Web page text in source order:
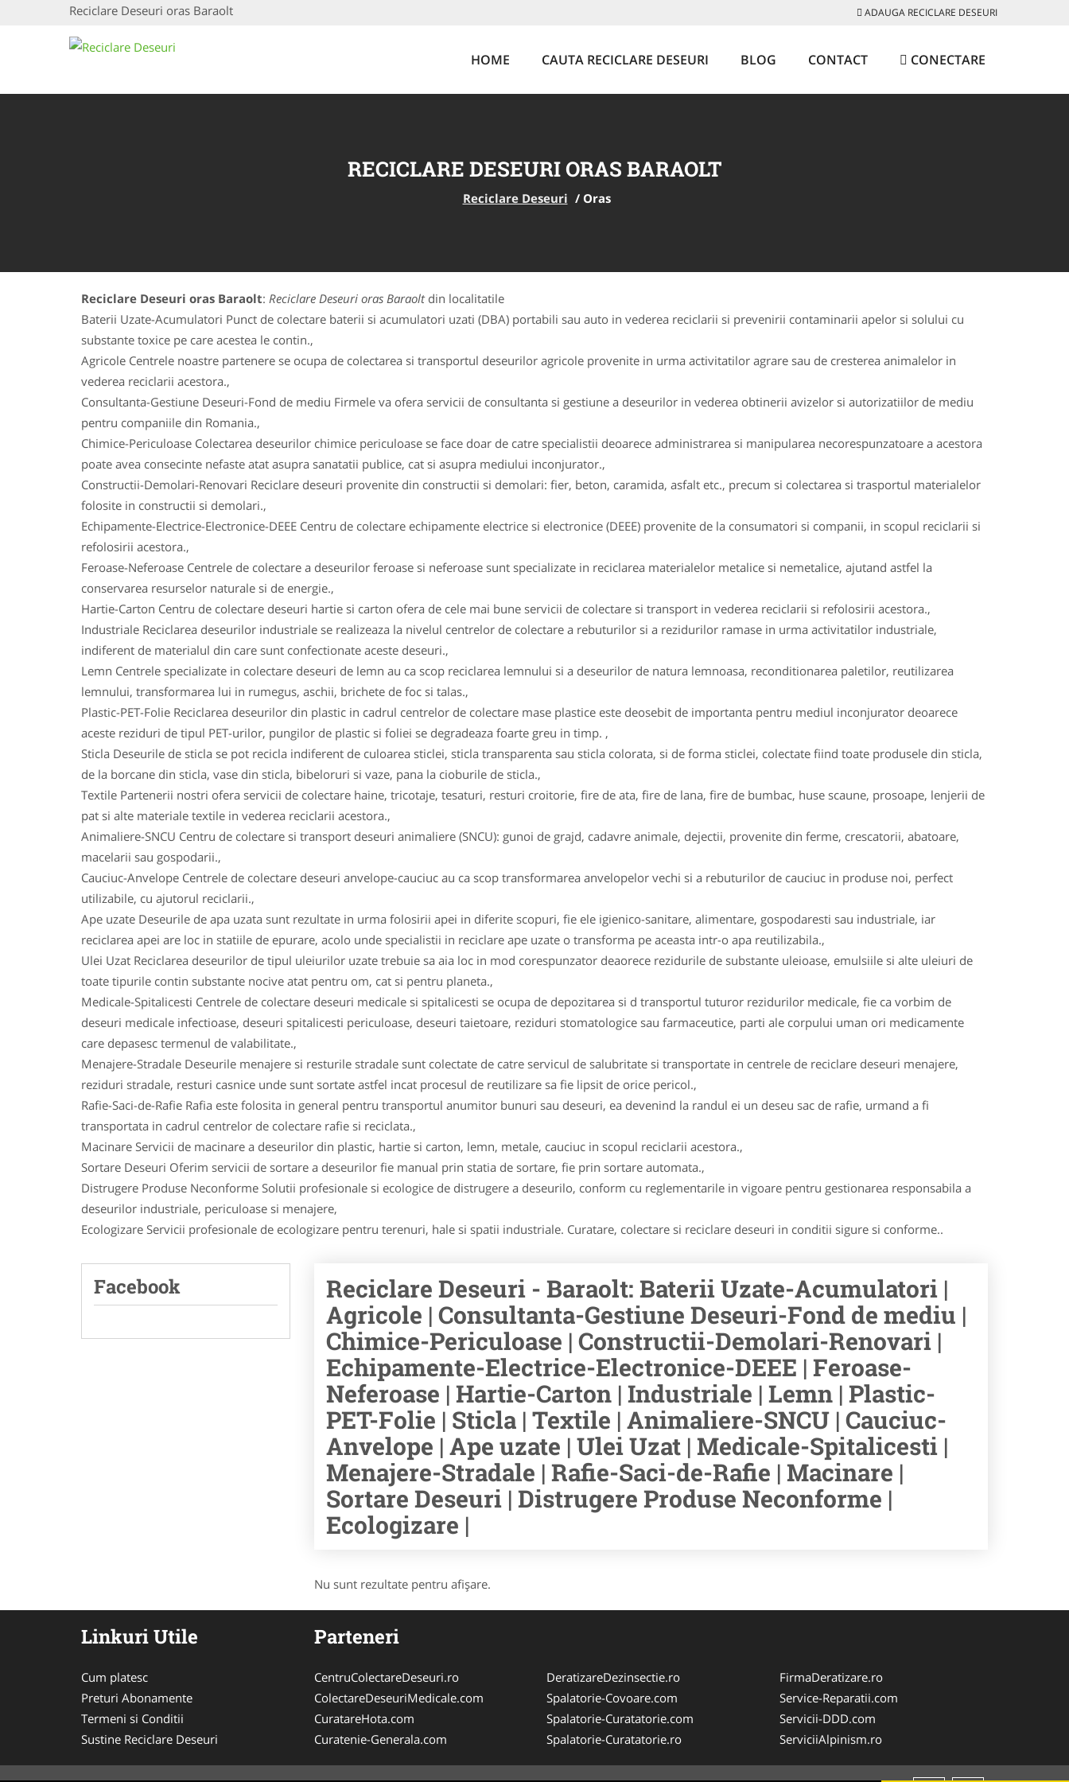
Reciclare Deseuri oras Baraolt ADAUGA RECICLARE DESEURI
HOME CAUTA RECICLARE DESEURI BLOG CONTACT CONECTARE
RECICLARE DESEURI ORAS BARAOLT
Reciclare Deseuri / Oras
Reciclare Deseuri oras Baraolt: Reciclare Deseuri oras Baraoltdin localitatile
Baterii Uzate-Acumulatori Punct de colectare baterii si acumulatori uzati (DBA) portabili sau auto in vederea reciclarii si prevenirii contaminarii apelor si solului cu
substante toxice pe care acestea le contin.,
Agricole Centrele noastre partenere se ocupa de colectarea si transportul deseurilor agricole provenite in urma activitatilor agrare sau de cresterea animalelor in
vederea reciclarii acestora.,
Consultanta-Gestiune Deseuri-Fond de mediu Firmele va ofera servicii de consultanta si gestiune a deseurilor in vederea obtinerii avizelor si autorizatiilor de mediu
pentru companiile din Romania.,
Chimice-Periculoase Colectarea deseurilor chimice periculoase se face doar de catre specialistii deoarece administrarea si manipularea necorespunzatoare a acestora
poate avea consecinte nefaste atat asupra sanatatii publice, cat si asupra mediului inconjurator.,
Constructii-Demolari-Renovari Reciclare deseuri provenite din constructii si demolari: fier, beton, caramida, asfalt etc., precum si colectarea si trasportul materialelor
folosite in constructii si demolari.,
Echipamente-Electrice-Electronice-DEEE Centru de colectare echipamente electrice si electronice (DEEE) provenite de la consumatori si companii, in scopul reciclarii si
refolosirii acestora.,
Feroase-Neferoase Centrele de colectare a deseurilor feroase si neferoase sunt specializate in reciclarea materialelor metalice si nemetalice, ajutand astfel la
conservarea resurselor naturale si de energie.,
Hartie-Carton Centru de colectare deseuri hartie si carton ofera de cele mai bune servicii de colectare si transport in vederea reciclarii si refolosirii acestora.,
Industriale Reciclarea deseurilor industriale se realizeaza la nivelul centrelor de colectare a rebuturilor si a rezidurilor ramase in urma activitatilor industriale,
indiferent de materialul din care sunt confectionate aceste deseuri.,
Lemn Centrele specializate in colectare deseuri de lemn au ca scop reciclarea lemnului si a deseurilor de natura lemnoasa, reconditionarea paletilor, reutilizarea
lemnului, transformarea lui in rumegus, aschii, brichete de foc si talas.,
Plastic-PET-Folie Reciclarea deseurilor din plastic in cadrul centrelor de colectare mase plastice este deosebit de importanta pentru mediul inconjurator deoarece
aceste reziduri de tipul PET-urilor, pungilor de plastic si foliei se degradeaza foarte greu in timp. ,
Sticla Deseurile de sticla se pot recicla indiferent de culoarea sticlei, sticla transparenta sau sticla colorata, si de forma sticlei, colectate fiind toate produsele din sticla,
de la borcane din sticla, vase din sticla, bibeloruri si vaze, pana la cioburile de sticla.,
Textile Partenerii nostri ofera servicii de colectare haine, tricotaje, tesaturi, resturi croitorie, fire de ata, fire de lana, fire de bumbac, huse scaune, prosoape, lenjerii de
pat si alte materiale textile in vederea reciclarii acestora.,
Animaliere-SNCU Centru de colectare si transport deseuri animaliere (SNCU): gunoi de grajd, cadavre animale, dejectii, provenite din ferme, crescatorii, abatoare,
macelarii sau gospodarii.,
Cauciuc-Anvelope Centrele de colectare deseuri anvelope-cauciuc au ca scop transformarea anvelopelor vechi si a rebuturilor de cauciuc in produse noi, perfect
utilizabile, cu ajutorul reciclarii.,
Ape uzate Deseurile de apa uzata sunt rezultate in urma folosirii apei in diferite scopuri, fie ele igienico-sanitare, alimentare, gospodaresti sau industriale, iar
reciclarea apei are loc in statiile de epurare, acolo unde specialistii in reciclare ape uzate o transforma pe aceasta intr-o apa reutilizabila.,
Ulei Uzat Reciclarea deseurilor de tipul uleiurilor uzate trebuie sa aia loc in mod corespunzator deaorece rezidurile de substante uleioase, emulsiile si alte uleiuri de
toate tipurile contin substante nocive atat pentru om, cat si pentru planeta.,
Medicale-Spitalicesti Centrele de colectare deseuri medicale si spitalicesti se ocupa de depozitarea si d transportul tuturor rezidurilor medicale, fie ca vorbim de
deseuri medicale infectioase, deseuri spitalicesti periculoase, deseuri taietoare, reziduri stomatologice sau farmaceutice, parti ale corpului uman ori medicamente
care depasesc termenul de valabilitate.,
Menajere-Stradale Deseurile menajere si resturile stradale sunt colectate de catre servicul de salubritate si transportate in centrele de reciclare deseuri menajere,
reziduri stradale, resturi casnice unde sunt sortate astfel incat procesul de reutilizare sa fie lipsit de orice pericol.,
Rafie-Saci-de-Rafie Rafia este folosita in general pentru transportul anumitor bunuri sau deseuri, ea devenind la randul ei un deseu sac de rafie, urmand a fi
transportata in cadrul centrelor de colectare rafie si reciclata.,
Macinare Servicii de macinare a deseurilor din plastic, hartie si carton, lemn, metale, cauciuc in scopul reciclarii acestora.,
Sortare Deseuri Oferim servicii de sortare a deseurilor fie manual prin statia de sortare, fie prin sortare automata.,
Distrugere Produse Neconforme Solutii profesionale si ecologice de distrugere a deseurilo, conform cu reglementarile in vigoare pentru gestionarea responsabila a
deseurilor industriale, periculoase si menajere,
Ecologizare Servicii profesionale de ecologizare pentru terenuri, hale si spatii industriale. Curatare, colectare si reciclare deseuri in conditii sigure si conforme..
Facebook
Reciclare Deseuri - Baraolt: Baterii Uzate-Acumulatori |
Agricole | Consultanta-Gestiune Deseuri-Fond de mediu |
Chimice-Periculoase | Constructii-Demolari-Renovari |
Echipamente-Electrice-Electronice-DEEE | Feroase-
Neferoase | Hartie-Carton | Industriale | Lemn | Plastic-
PET-Folie | Sticla | Textile | Animaliere-SNCU | Cauciuc-
Anvelope | Ape uzate | Ulei Uzat | Medicale-Spitalicesti |
Menajere-Stradale | Rafie-Saci-de-Rafie | Macinare |
Sortare Deseuri | Distrugere Produse Neconforme |
Ecologizare |
Nu sunt rezultate pentru afişare.
Linkuri Utile
Cum platesc
Preturi Abonamente
Termeni si Conditii
Sustine Reciclare Deseuri
Parteneri
CentruColectareDeseuri.ro
ColectareDeseuriMedicale.com
CuratareHota.com
Curatenie-Generala.com
DeratizareDezinsectie.ro
Spalatorie-Covoare.com
Spalatorie-Curatatorie.com
Spalatorie-Curatatorie.ro
FirmaDeratizare.ro
Service-Reparatii.com
Servicii-DDD.com
ServiciiAlpinism.ro